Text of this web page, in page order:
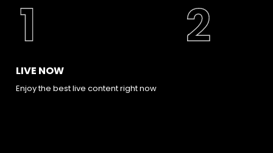
LIVE NOW
Enjoy the best live content right now